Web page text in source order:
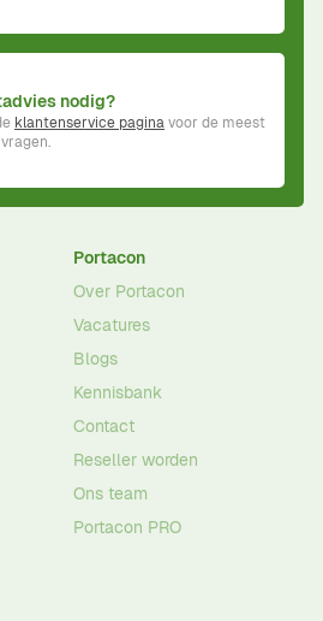
nodig?
klantenservice paginavoor de meest
Portacon
Over Portacon
Vacatures
Blogs
Kennisbank
Contact
Reseller worden
Ons team
Portacon PRO